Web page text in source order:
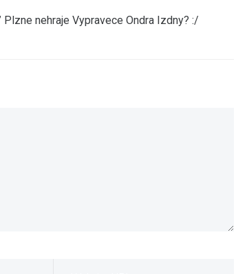
nehraje Vypravece Ondra Izdny? :/